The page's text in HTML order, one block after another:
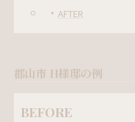
・ AFTER
郡山市 H様邸の例
BEFORE